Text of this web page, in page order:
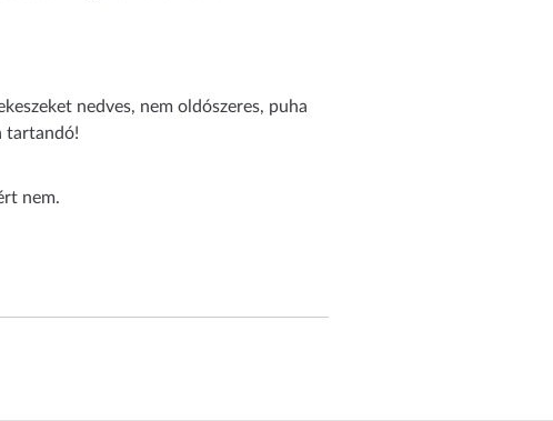
nedves, nem oldószeres, puha
tartandó!
nem.